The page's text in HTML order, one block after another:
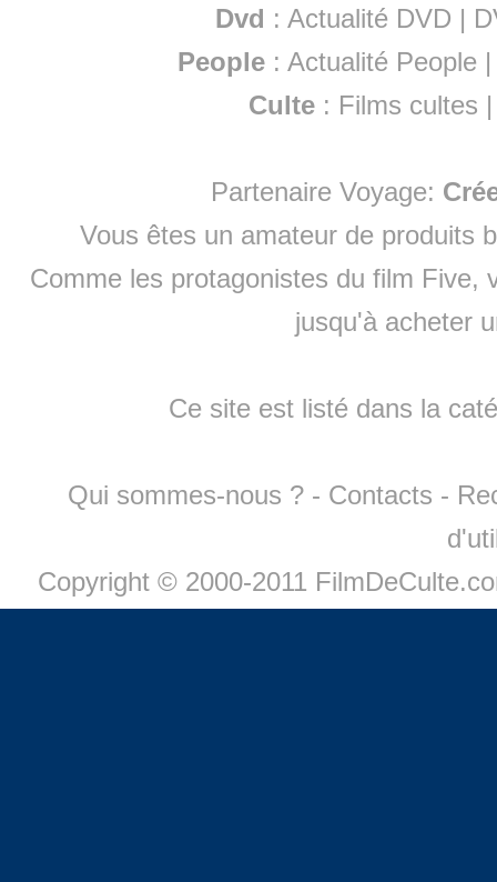
Dvd : Actualité DVD |
People :Actualité People
Culte : Films cultes
Partenaire Voyage:
Vous êtes un amateur de produits
Comme les protagonistes du film Five,
jusqu'à acheter
Ce site est listé dans la
Qui sommes-nous ? - Contacts -
Copyright © 2000-2011